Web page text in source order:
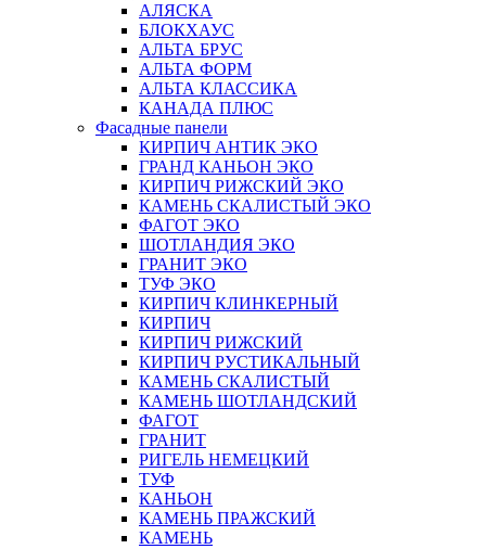
АЛЯСКА
БЛОКХАУС
АЛЬТА БРУС
АЛЬТА ФОРМ
АЛЬТА КЛАССИКА
КАНАДА ПЛЮС
Фасадные панели
КИРПИЧ АНТИК ЭКО
ГРАНД КАНЬОН ЭКО
КИРПИЧ РИЖСКИЙ ЭКО
КАМЕНЬ СКАЛИСТЫЙ ЭКО
ФАГОТ ЭКО
ШОТЛАНДИЯ ЭКО
ГРАНИТ ЭКО
ТУФ ЭКО
КИРПИЧ КЛИНКЕРНЫЙ
КИРПИЧ
КИРПИЧ РИЖСКИЙ
КИРПИЧ РУСТИКАЛЬНЫЙ
КАМЕНЬ СКАЛИСТЫЙ
КАМЕНЬ ШОТЛАНДСКИЙ
ФАГОТ
ГРАНИТ
РИГЕЛЬ НЕМЕЦКИЙ
ТУФ
КАНЬОН
КАМЕНЬ ПРАЖСКИЙ
КАМЕНЬ